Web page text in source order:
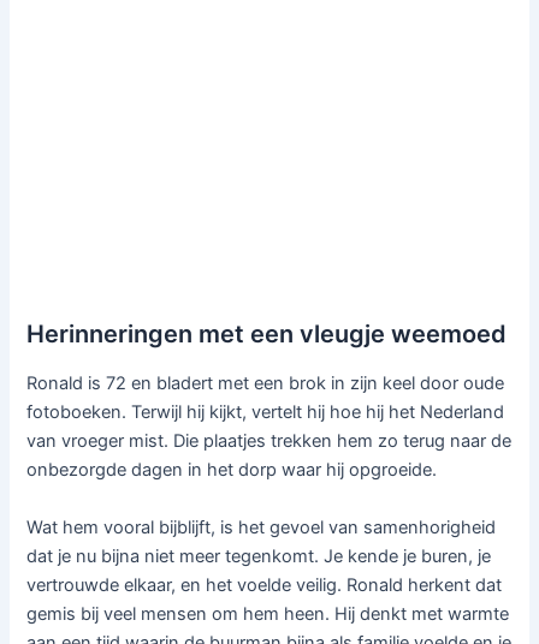
Herinneringen met een vleugje weemoed
Ronald is 72 en bladert met een brok in zijn keel door oude
fotoboeken. Terwijl hij kijkt, vertelt hij hoe hij het Nederland
van vroeger mist. Die plaatjes trekken hem zo terug naar de
onbezorgde dagen in het dorp waar hij opgroeide.
Wat hem vooral bijblijft, is het gevoel van samenhorigheid
dat je nu bijna niet meer tegenkomt. Je kende je buren, je
vertrouwde elkaar, en het voelde veilig. Ronald herkent dat
gemis bij veel mensen om hem heen. Hij denkt met warmte